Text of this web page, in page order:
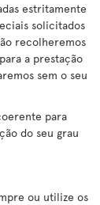
estritamente
solicitados
recolheremos
a prestação
sem o seu
para
do seu grau
ou utilize os